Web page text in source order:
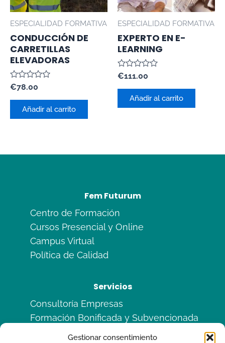
Gestionar consentimiento
ESPECIALIDAD FORMATIVA
CONDUCCIÓN DE
CARRETILLAS
ELEVADORAS
Valorado
con
0
€78.00
Añadir al carrito
ESPECIALIDAD FORMATIVA
EXPERTO EN E-
LEARNING
Valorado
0
€111.00
Añadir al carrito
Fem Futurum
Centro de Formación
Cursos Presencial y Online
Campus Virtual
Política de Calidad
Servicios
Consultoría Empresas
Formación Bonificada y Subvencionada